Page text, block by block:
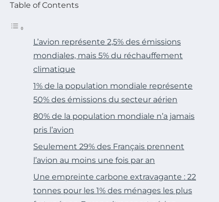
Table of Contents
L’avion représente 2,5% des émissions
mondiales, mais 5% du réchauffement
climatique
1% de la population mondiale représente
50% des émissions du secteur aérien
80% de la population mondiale n’a jamais
pris l’avion
Seulement 29% des Français prennent
l’avion au moins une fois par an
Une empreinte carbone extravagante : 22
tonnes pour les 1% des ménages les plus